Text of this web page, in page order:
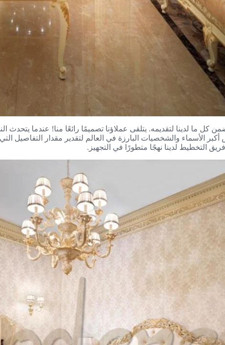
كل ما لدينا لتقديمه. يتلقى عملاؤنا تصميمًا رائعًا منا! عندما
الأسماء والشخصيات البارزة في العالم لتقدير مقدار التفاصيل
التخطيط لدينا نهجًا متطورًا في التجهيز.